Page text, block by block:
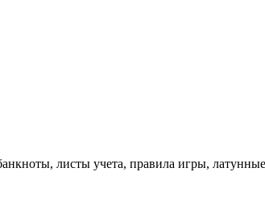
листы учета, правила игры,